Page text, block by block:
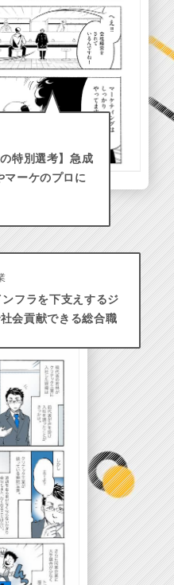
特別選考】急成
マーケのプロに
フラを下支えするジ
会貢献できる総合職